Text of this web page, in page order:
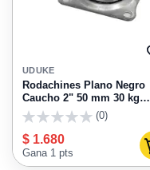
UDUKE
Rodachines Plano Negro
Caucho 2" 50 mm 30 kg
HT40251
(0)
$ 1.680
Gana 1 pts